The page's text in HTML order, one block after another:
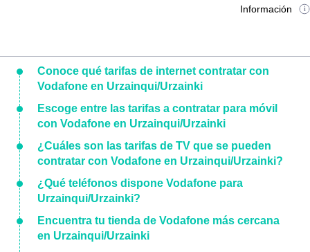
Información
Conoce qué tarifas de internet contratar con
Vodafone en Urzainqui/Urzainki
Escoge entre las tarifas a contratar para móvil
con Vodafone en Urzainqui/Urzainki
¿Cuáles son las tarifas de TV que se pueden
contratar con Vodafone en Urzainqui/Urzainki?
¿Qué teléfonos dispone Vodafone para
Urzainqui/Urzainki?
Encuentra tu tienda de Vodafone más cercana
en Urzainqui/Urzainki